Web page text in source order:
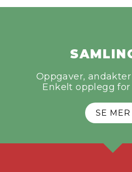
Oppgaver,
Enkelt opplegg
SE MER